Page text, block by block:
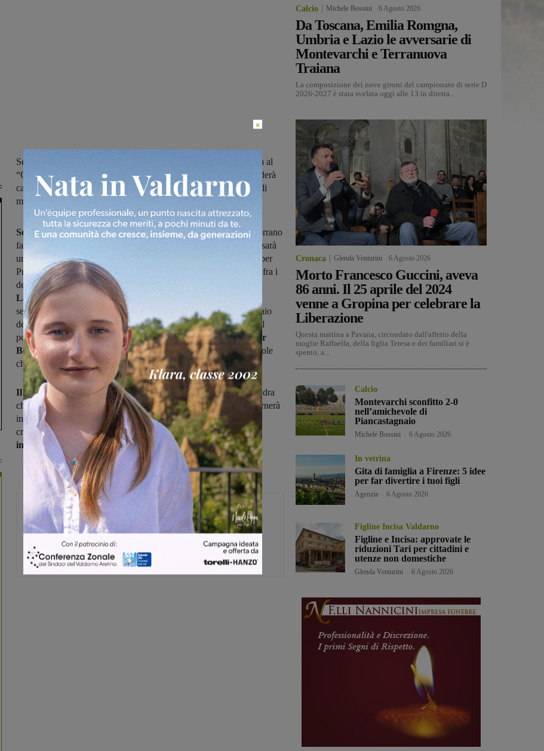
Seconda trasferta consecutiva per gli azzurri, che saranno di scena al
“Gino Manni” di Colle Val d’Elsa contro un avvversario che venderà
cara la pelle, determinazione e concentrazione le parole d’ordine di
mister Benedetti
Seconda trasferta di fila per la Sangiovannese , che dopo Gavorrano
fa tappa al “Gino Manni” di Colle Valdelsa. Per il Marzocco non sarà
una partite semplice, contro un avversario che, seppur senza bomber
Prandelli,venderà cara la pelle
e scenderà in campo col coltello fra i
denti.
La squadra senese, che finora ha raccolto meno di quanto ha
seminato, ha in organico dei giovani interessanti, cresciuti nel vivaio
della Fiorentina, più altri elementi validi fra i non in quota, come il
portiere Paoletti o i vari Viviani e Pietrobattista e per questomister
Benedetti predica concentrazione e determinazione
, consapevole
che sottovalutare l'avversario potrebbe costare caro.
Il tecnico azzurro dovrebbe confermarea grandi linee la squadra
che sette giorni fa ha espugnato Gavorrano, con Invernizzi che tornerà
in campo dall'inizio.Romanelli sta, settimana dopo settimana,
crescendo dal punto di vista della condizione e si ipotizza un suo
ingresso a partita in corso.
Michele Bossini
Calcio Michele Bossini 6 Agosto 2026
Da Toscana, Emilia Romgna,
Umbria e Lazio le avversarie di
Montevarchi e Terranuova
Traiana
La composizione dei nove gironi del campionato di serie D
2026-2027 è stata svelata oggi alle 13 in diretta...
Cronaca Glenda Venturini 6 Agosto 2026
Morto Francesco Guccini, aveva
86 anni. Il 25 aprile del 2024
venne a Gropina per celebrare la
Liberazione
Questa mattina a Pavana, circondato dall'affetto della
moglie Raffaella, della figlia Teresa e dei familiari si è
spento, a...
Calcio
Montevarchi sconfitto 2-0
nell’amichevole di
Piancastagnaio
Michele Bossini 6 Agosto 2026
In vetrina
Gita di famiglia a Firenze: 5 idee
per far divertire i tuoi figli
Agenzia 6 Agosto 2026
Figline Incisa Valdarno
Figline e Incisa: approvate le
riduzioni Tari per cittadini e
utenze non domestiche
Glenda Venturini 6 Agosto 2026
×